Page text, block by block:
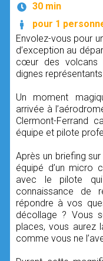
30 min
pour 1
Envolez-vous pour
d’exception au
cœur des volcans
dignes
Un moment
arrivée à
Clermont-Ferrand
équipe et pilote
Après un briefing
équipé d’un micro
avec le pilote
connaissance de
répondre à vos
décollage ? Vous
places, vous aurez
comme vous ne